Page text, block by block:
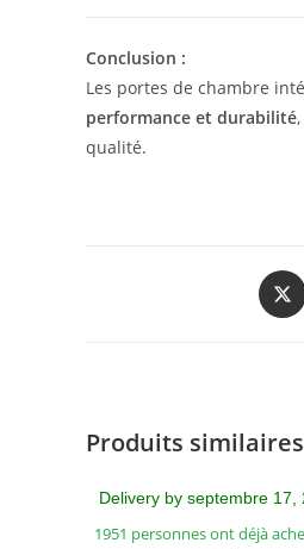
Conclusion :
Les portes de chambre
performance et durabilité
qualité.
Produits similaires
Delivery by septembre 17,
1951 personnes ont déjà